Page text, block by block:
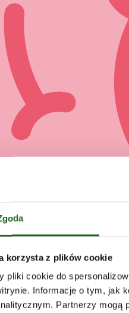
korzysta z plików cookie
pliki cookie do
Informacje o tym, jak
Partnerzy mogą